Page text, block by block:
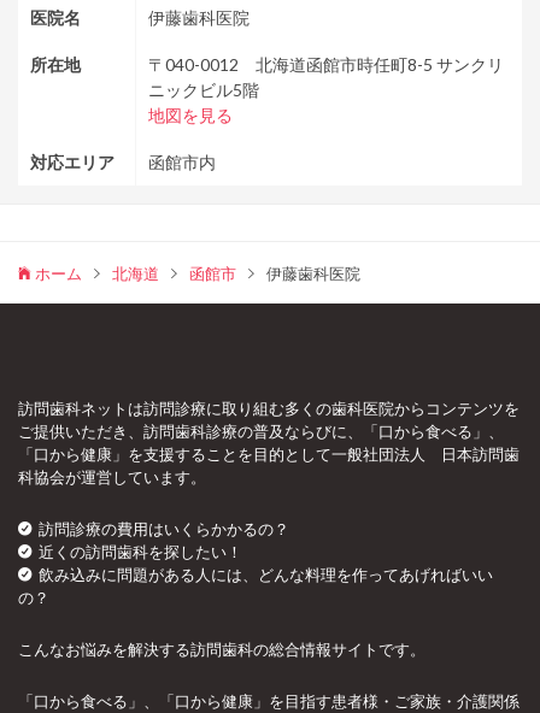
医院名 伊藤歯科医院
所在地
〒040-0012 北海道函館市時任町8-5 サンクリ
ニックビル5階
地図を見る
対応エリア 函館市内
ホーム 北海道 函館市 伊藤歯科医院
訪問歯科ネットは訪問診療に取り組む多くの歯科医院からコンテンツを
ご提供いただき、訪問歯科診療の普及ならびに、「口から食べる」、
「口から健康」を支援することを目的として一般社団法人 日本訪問歯
科協会が運営しています。
訪問診療の費用はいくらかかるの？
近くの訪問歯科を探したい！
飲み込みに問題がある人には、どんな料理を作ってあげればいい
の？
こんなお悩みを解決する訪問歯科の総合情報サイトです。
「口から食べる」、「口から健康」を目指す患者様・ご家族・介護関係